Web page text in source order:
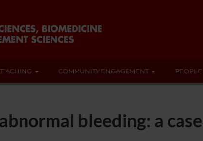
COMMUNITY ENGAGEMENT PEOPLE
bleeding: a